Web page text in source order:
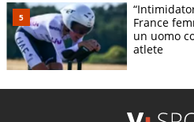
France
un uomo
atlete